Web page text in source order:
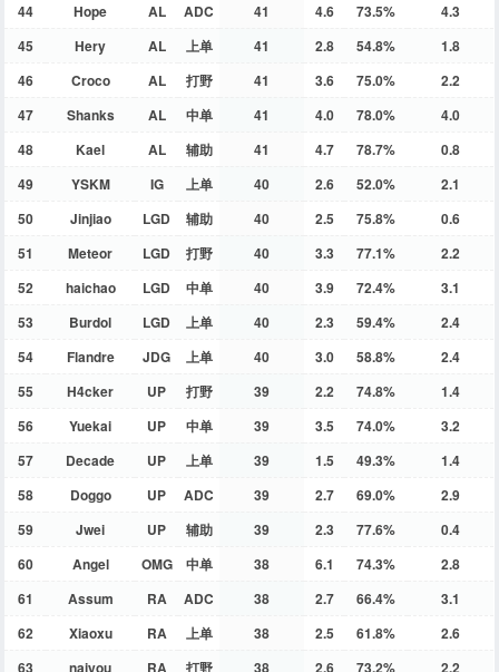
44
Hope AL ADC 41 4.6 73.5%
4.3
45
Hery AL 上单 41 2.8 54.8%
1.8
46
Croco AL 打野 41 3.6 75.0%
2.2
47
Shanks AL 中单 41 4.0 78.0%
4.0
48
Kael AL 辅助 41 4.7 78.7%
0.8
49
YSKM IG 上单 40 2.6 52.0%
2.1
50
Jinjiao LGD 辅助 40 2.5 75.8%
0.6
51
Meteor LGD 打野 40 3.3 77.1%
2.2
52
haichao LGD 中单 40 3.9 72.4%
3.1
53
Burdol LGD 上单 40 2.3 59.4%
2.4
54
Flandre JDG 上单 40 3.0 58.8%
2.4
55
H4cker UP 打野 39 2.2 74.8%
1.4
56
Yuekai UP 中单 39 3.5 74.0%
3.2
57
Decade UP 上单 39 1.5 49.3%
1.4
58
Doggo UP ADC 39 2.7 69.0%
2.9
59
Jwei UP 辅助 39 2.3 77.6%
0.4
60
Angel OMG 中单 38 6.1 74.3%
2.8
61
Assum RA ADC 38 2.7 66.4%
3.1
62
Xiaoxu RA 上单 38 2.5 61.8%
2.6
63
naiyou RA 打野 38 2.6 73.2% 2.2